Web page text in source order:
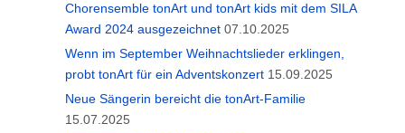
Chorensemble tonArt und tonArt kids mit dem SILA
Award 2024 ausgezeichnet 07.10.2025
Wenn im September Weihnachtslieder erklingen,
probt tonArt für ein Adventskonzert 15.09.2025
Neue Sängerin bereicht die tonArt-Familie
15.07.2025